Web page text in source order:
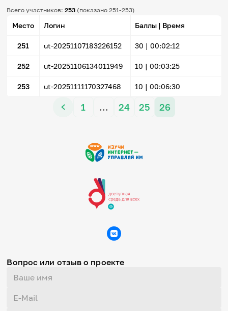
Всего участников:253 (показано 251-253)
Место Логин Баллы | Время
251 ut-20251107183226152 30 | 00:02:12
252 ut-20251106134011949 10 | 00:03:25
253 ut-20251111170327468 10 | 00:06:30
1 … 24 25 26
Вопрос или отзыв о проекте